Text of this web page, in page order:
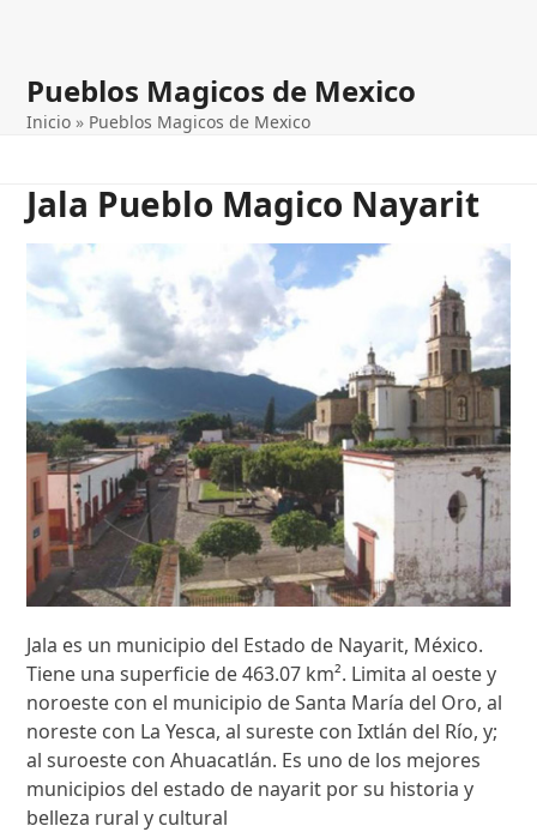
Pueblos Magicos de Mexico
Inicio » Pueblos Magicos de Mexico
Jala Pueblo Magico Nayarit
Jala es un municipio del Estado de Nayarit, México.
Tiene una superficie de 463.07 km². Limita al oeste y
noroeste con el municipio de Santa María del Oro, al
noreste con La Yesca, al sureste con Ixtlán del Río, y;
al suroeste con Ahuacatlán. Es uno de los mejores
municipios del estado de nayarit por su historia y
belleza rural y cultural